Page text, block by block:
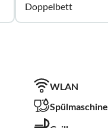
Doppelbett
WLAN
Spülmaschine